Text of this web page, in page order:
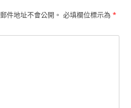
件地址不會公開。 必填欄位標示為 *